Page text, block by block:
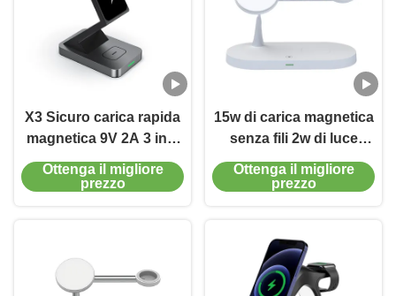
X3 Sicuro carica rapida
magnetica 9V 2A 3 in 1
caricabatterie wireless
Ottenga il migliore
prezzo
15w di carica magnetica
senza fili 2w di luce
notturna ABS materiale
in lega di zinco
Ottenga il migliore
prezzo